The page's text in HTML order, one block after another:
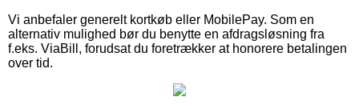
Vi anbefaler generelt kortkøb eller MobilePay. Som en
alternativ mulighed bør du benytte en afdragsløsning fra
f.eks. ViaBill, forudsat du foretrækker at honorere betalingen
over tid.